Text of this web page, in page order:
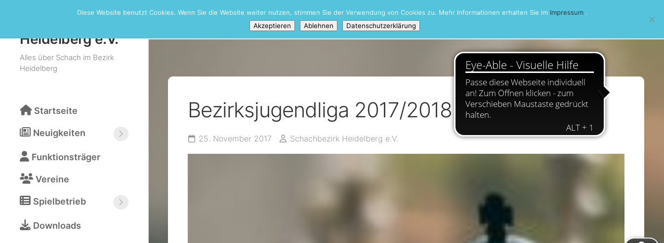
Heidelberg e.V.
Alles über Schach im Bezirk
Heidelberg
Startseite
Neuigkeiten
Funktionsträger
Vereine
Spielbetrieb
Downloads
Bezirksjugendliga 2017/2018 Runde 3
25. November 2017 Schachbezirk Heidelberg e.V.
Diese Website benutzt Cookies. Wenn Sie die Website weiter nutzen, stimmen Sie der Verwendung von Cookies zu. Mehr Informationen erhalten Sie im Impressum .
Akzeptieren
Ablehnen Datenschutzerklärung